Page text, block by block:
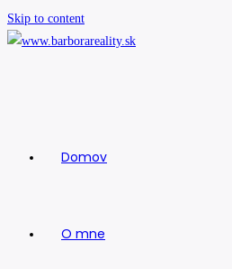
Skip to content
Domov
O mne